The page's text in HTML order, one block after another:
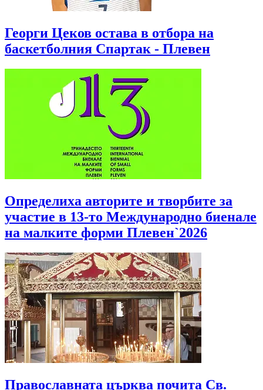
Георги Цеков остава в отбора на
баскетболния Спартак - Плевен
Определиха авторите и творбите за
участие в 13-то Международно биенале
на малките форми Плевен`2026
Православната църква почита Св.